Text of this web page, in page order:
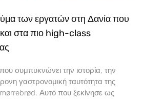
των εργατών στη Δανία που
στα πιο high-class
συμπυκνώνει την ιστορία, την
γαστρονομική ταυτότητα της
Αυτό που ξεκίνησε ως